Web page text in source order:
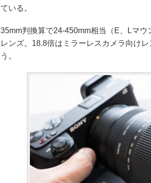
ている。
35mm判換算で24-450mm相当（E、Lマ
レンズ。18.8倍はミラーレスカメラ向け
う。